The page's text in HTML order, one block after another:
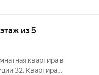
из 5
квартира в
32. Квартира